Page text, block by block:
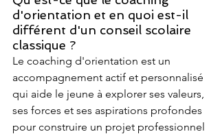
d'orientation et en quoi est-il
différent d'un conseil scolaire
classique ?
Le coaching d'orientation est un
accompagnement actif et personnalisé
qui aide le jeune à explorer ses valeurs,
ses forces et ses aspirations profondes
pour construire un projet professionnel